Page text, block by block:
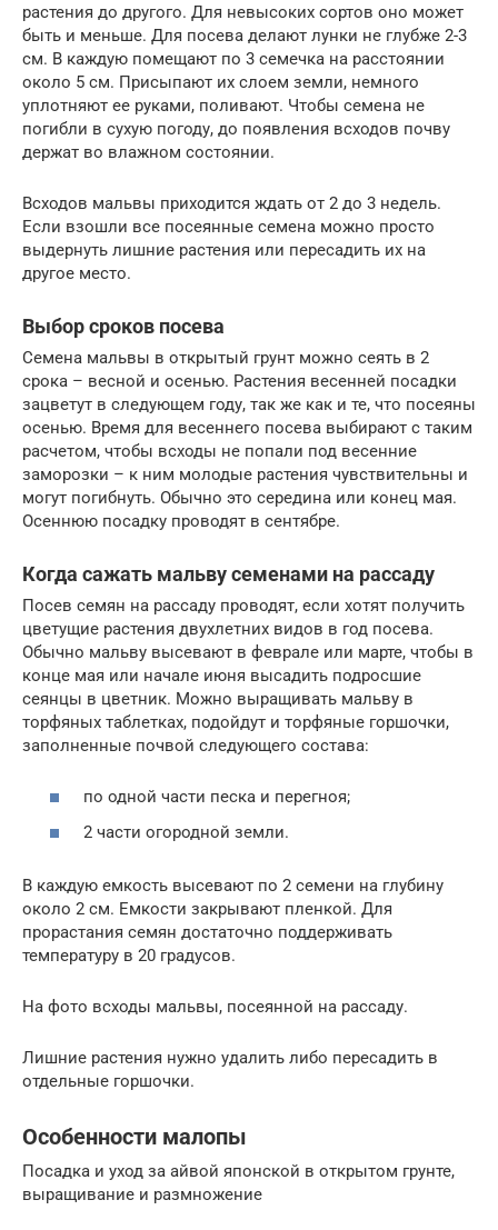
растения до другого. Для невысоких сортов оно может
быть и меньше. Для посева делают лунки не глубже 2-3
см. В каждую помещают по 3 семечка на расстоянии
около 5 см. Присыпают их слоем земли, немного
уплотняют ее руками, поливают. Чтобы семена не
погибли в сухую погоду, до появления всходов почву
держат во влажном состоянии.
Всходов мальвы приходится ждать от 2 до 3 недель.
Если взошли все посеянные семена можно просто
выдернуть лишние растения или пересадить их на
другое место.
Выбор сроков посева
Семена мальвы в открытый грунт можно сеять в 2
срока – весной и осенью. Растения весенней посадки
зацветут в следующем году, так же как и те, что посеяны
осенью. Время для весеннего посева выбирают с таким
расчетом, чтобы всходы не попали под весенние
заморозки – к ним молодые растения чувствительны и
могут погибнуть. Обычно это середина или конец мая.
Осеннюю посадку проводят в сентябре.
Когда сажать мальву семенами на рассаду
Посев семян на рассаду проводят, если хотят получить
цветущие растения двухлетних видов в год посева.
Обычно мальву высевают в феврале или марте, чтобы в
конце мая или начале июня высадить подросшие
сеянцы в цветник. Можно выращивать мальву в
торфяных таблетках, подойдут и торфяные горшочки,
заполненные почвой следующего состава:
по одной части песка и перегноя;
2 части огородной земли.
В каждую емкость высевают по 2 семени на глубину
около 2 см. Емкости закрывают пленкой. Для
прорастания семян достаточно поддерживать
температуру в 20 градусов.
На фото всходы мальвы, посеянной на рассаду.
Лишние растения нужно удалить либо пересадить в
отдельные горшочки.
Особенности малопы
Посадка и уход за айвой японской в открытом грунте,
выращивание и размножение